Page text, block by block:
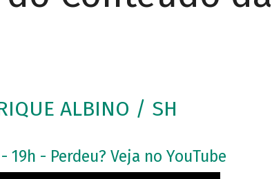
ALBINO / SH
19h - Perdeu? Veja no YouTube